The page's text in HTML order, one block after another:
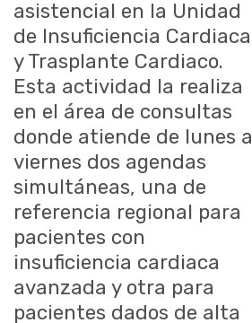
asistencial en la Unidad
de Insuficiencia Cardiaca
y Trasplante Cardiaco.
Esta actividad la realiza
en el área de consultas
donde atiende de lunes a
viernes dos agendas
simultáneas, una de
referencia regional para
pacientes con
insuficiencia cardiaca
avanzada y otra para
pacientes dados de alta